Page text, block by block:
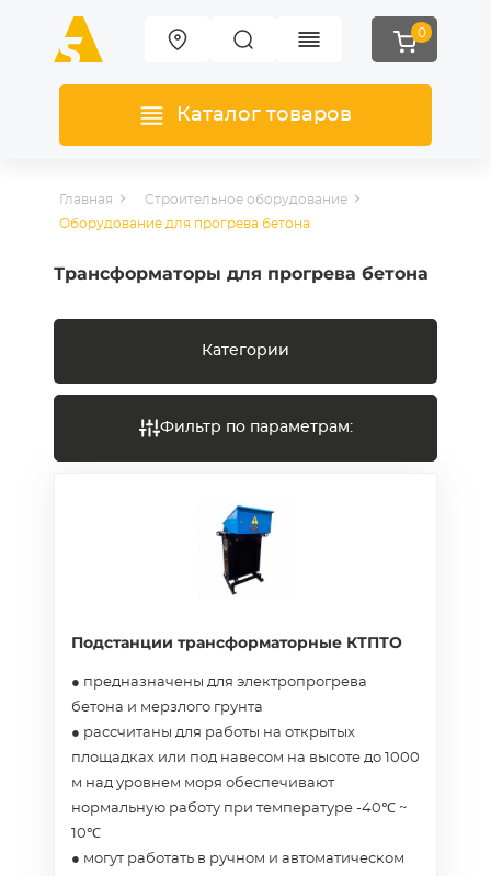
0
Каталог товаров
Главная
Строительное оборудование
Оборудование для прогрева бетона
Трансформаторы для прогрева бетона
Категории
Фильтр по параметрам:
Подстанции трансформаторные КТПТО
● предназначены для электропрогрева
бетона и мерзлого грунта
● рассчитаны для работы на открытых
площадках или под навесом на высоте до 1000
м над уровнем моря обеспечивают
нормальную работу при температуре -40℃ ~
10℃
● могут работать в ручном и автоматическом